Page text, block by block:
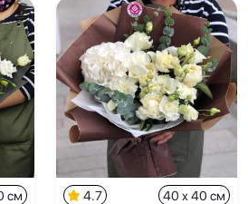
см 4.7 40 x 40 см